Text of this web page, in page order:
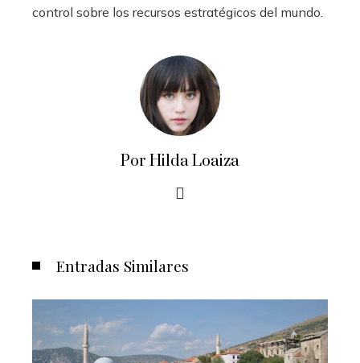
control sobre los recursos estratégicos del mundo.
Por Hilda Loaiza
Entradas Similares